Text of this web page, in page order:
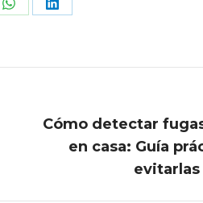
Share
WhatsApp
Share
LinkedIn
Cómo detectar
en casa: Guía